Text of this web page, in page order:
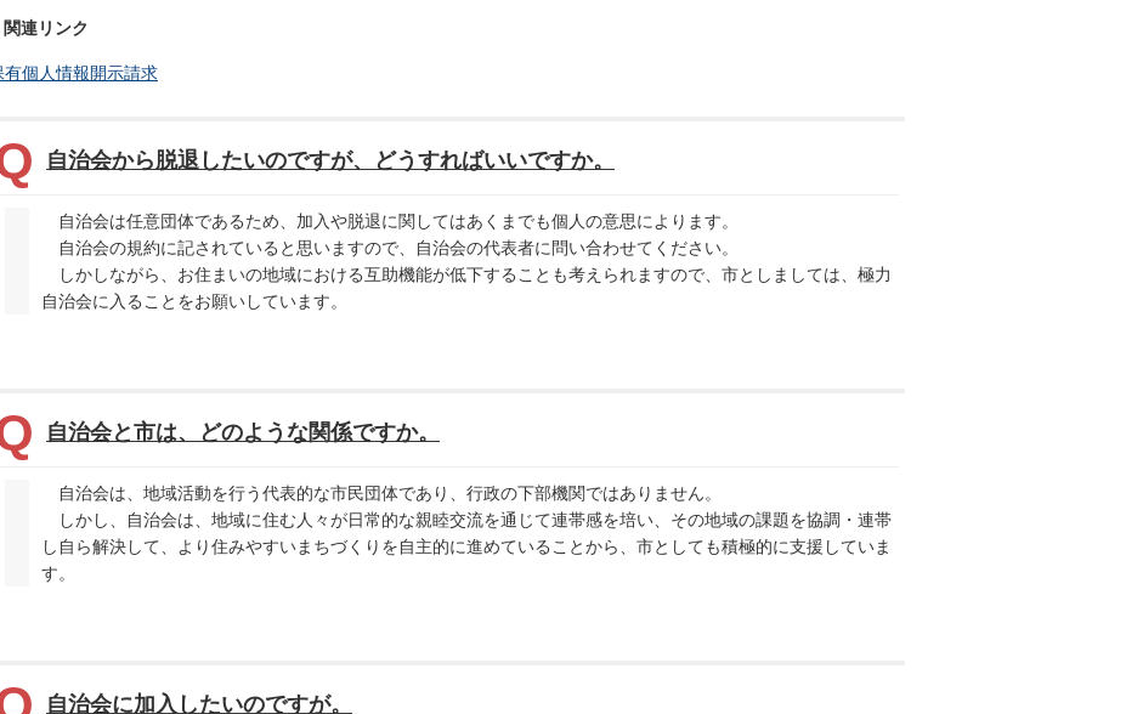
関連リンク
有個人情報開示請求
自治会から脱退したいのですが、どうすればいいですか。
自治会は任意団体であるため、加入や脱退に関してはあくまでも個人の意思によります。
自治会の規約に記されていると思いますので、自治会の代表者に問い合わせてください。
しかしながら、お住まいの地域における互助機能が低下することも考えられますので、市としましては、極力
自治会に入ることをお願いしています。
自治会と市は、どのような関係ですか。
自治会は、地域活動を行う代表的な市民団体であり、行政の下部機関ではありません。
しかし、自治会は、地域に住む人々が日常的な親睦交流を通じて連帯感を培い、その地域の課題を協調・連帯
し自ら解決して、より住みやすいまちづくりを自主的に進めていることから、市としても積極的に支援していま
す。
自治会に加入したいのですが。